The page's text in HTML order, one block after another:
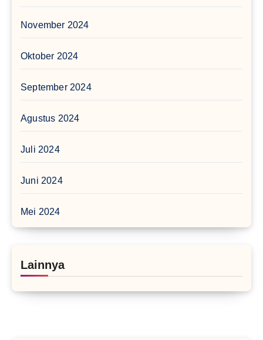
November 2024
Oktober 2024
September 2024
Agustus 2024
Juli 2024
Juni 2024
Mei 2024
Lainnya